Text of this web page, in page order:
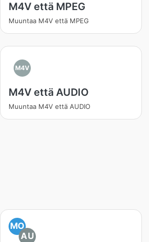
M4V että MPEG
Muuntaa M4V että MPEG
M4V
M4V että AUDIO
Muuntaa M4V että AUDIO
MO
AU